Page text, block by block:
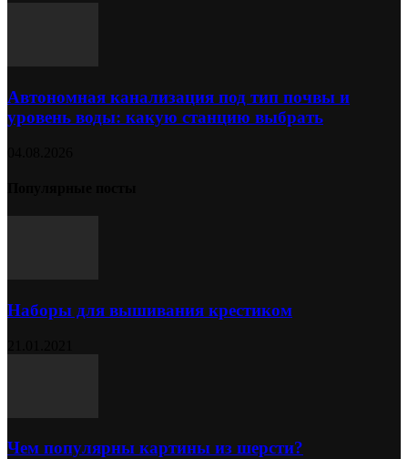
Автономная канализация под тип почвы и
уровень воды: какую станцию выбрать
Наборы для вышивания крестиком
Чем популярны картины из шерсти?